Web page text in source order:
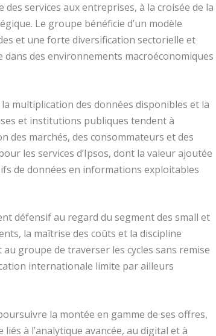
services aux entreprises, à la croisée de la
Le groupe bénéficie d’un modèle
et une forte diversification sectorielle et
des environnements macroéconomiques
multiplication des données disponibles et la
et institutions publiques tendent à
des marchés, des consommateurs et des
les services d’Ipsos, dont la valeur ajoutée
de données en informations exploitables
défensif au regard du segment des small et
la maîtrise des coûts et la discipline
groupe de traverser les cycles sans remise
internationale limite par ailleurs
la montée en gamme de ses offres,
à l’analytique avancée, au digital et à